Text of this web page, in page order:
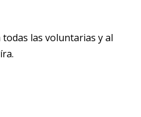
las voluntarias y al